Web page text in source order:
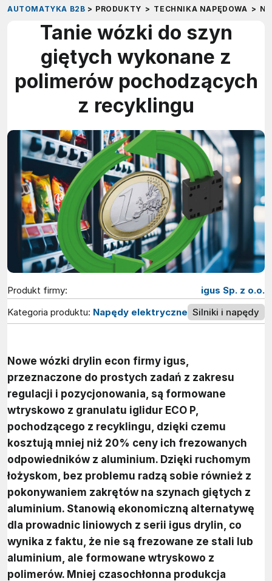
AUTOMATYKA B2B > PRODUKTY > TECHNIKA NAPĘDOWA >
Tanie wózki do szyn
giętych wykonane z
polimerów pochodzących
z recyklingu
Produkt firmy:
igus Sp. z o.o.
Kategoria produktu: Napędy elektryczne Silniki i napędy
Nowe wózki drylin econ firmy igus,
przeznaczone do prostych zadań z zakresu
regulacji i pozycjonowania, są formowane
wtryskowo z granulatu iglidur ECO P,
pochodzącego z recyklingu, dzięki czemu
kosztują mniej niż 20% ceny ich frezowanych
odpowiedników z aluminium. Dzięki ruchomym
łożyskom, bez problemu radzą sobie również z
pokonywaniem zakrętów na szynach giętych z
aluminium. Stanowią ekonomiczną alternatywę
dla prowadnic liniowych z serii igus drylin, co
wynika z faktu, że nie są frezowane ze stali lub
aluminium, ale formowane wtryskowo z
polimerów. Mniej czasochłonna produkcja